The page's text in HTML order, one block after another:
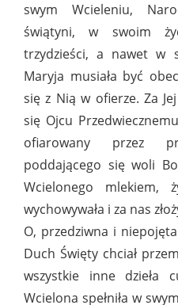
swym Wcieleniu,
świątyni, w swoim
trzydzieści, a nawet w
Maryja musiała być
się z Nią w ofierze. Za
się Ojcu
ofiarowany przez
poddającego się woli
Wcielonego mlekiem,
wychowywała i za nas
O, przedziwna i
Duch Święty chciał
wszystkie inne dzieła
Wcielona spełniła w